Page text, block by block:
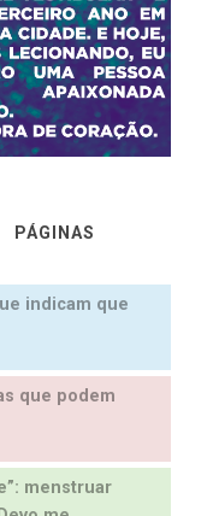
PÁGINAS
indicam que
que podem
menstruar